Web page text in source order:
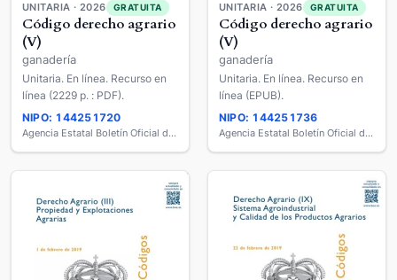
UNITARIA · 2026 GRATUITA
Código derecho agrario
(V)
ganadería
Unitaria. En línea. Recurso en
línea (2229 p. : PDF).
NIPO: 144251720
Agencia Estatal Boletín Oficial del Estado
UNITARIA · 2026 GRATUITA
Código derecho agrario
(V)
ganadería
Unitaria. En línea. Recurso en
línea (EPUB).
NIPO: 144251736
Agencia Estatal Boletín Oficial del Estado